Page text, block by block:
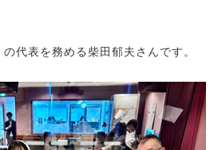
の代表を務める柴田郁夫さんです。